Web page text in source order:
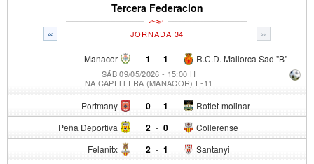
Tercera Federacion
« »
JORNADA 34
Manacor 1 - R.C.D. Mallorca Sad "B"
1
SÁB 09/05/2026 - 15:00 H
NA CAPELLERA (MANACOR) F-11
Portmany 0 - Rotlet-molinar
1
Peña Deportiva 2 - Collerense
0
Felanitx 2 - Santanyi
1